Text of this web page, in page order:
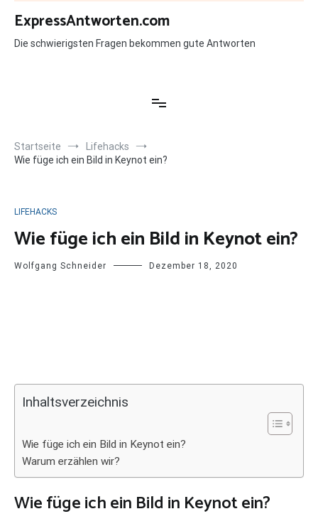
Zum
Inhalt
springen
ExpressAntworten.com
Die schwierigsten Fragen bekommen gute Antworten
Startseite
Lifehacks
Wie füge ich ein Bild in Keynot ein?
LIFEHACKS
Wie füge ich ein Bild in Keynot ein?
Wolfgang Schneider Dezember 18, 2020
Inhaltsverzeichnis
Wie füge ich ein Bild in Keynot ein?
Warum erzählen wir?
Wie füge ich ein Bild in Keynot ein?